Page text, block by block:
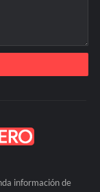
información de